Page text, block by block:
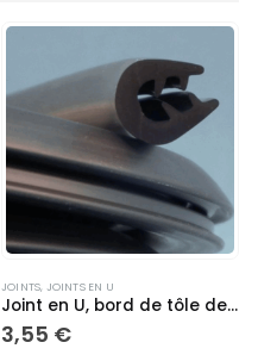
JOINTS, JOINTS EN U
Joint en U, bord de tôle de 0,5 à 2,5mm #F024
3,55 €